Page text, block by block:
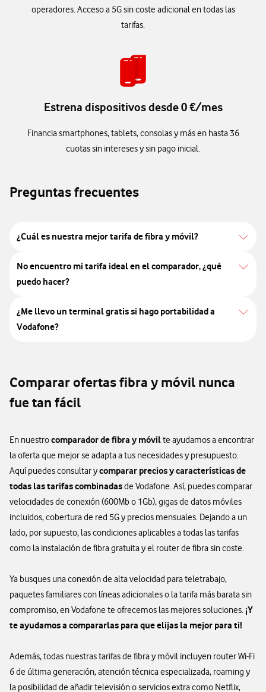
operadores. Acceso a 5G sin coste adicional en todas las
tarifas.
Estrena dispositivos desde 0 €/mes
Financia smartphones, tablets, consolas y más en hasta 36
cuotas sin intereses y sin pago inicial.
Preguntas frecuentes
¿Cuál es nuestra mejor tarifa de fibra y móvil?
No encuentro mi tarifa ideal en el comparador, ¿qué
puedo hacer?
¿Me llevo un terminal gratis si hago portabilidad a
Vodafone?
Comparar ofertas fibra y móvil nunca
fue tan fácil
En nuestrocomparador de fibra y móvilte ayudamos a encontrar
la oferta que mejor se adapta a tus necesidades y presupuesto.
Aquí puedes consultar ycomparar precios y características de
todas las tarifas combinadasde Vodafone. Así, puedes comparar
velocidades de conexión (600Mb o 1Gb), gigas de datos móviles
incluidos, cobertura de red 5G y precios mensuales. Dejando a un
lado, por supuesto, las condiciones aplicables a todas las tarifas
como la instalación de fibra gratuita y el router de fibra sin coste.
Ya busques una conexión de alta velocidad para teletrabajo,
paquetes familiares con líneas adicionales o la tarifa más barata sin
compromiso, en Vodafone te ofrecemos las mejores soluciones.¡Y
te ayudamos a compararlas para que elijas la mejor para ti!
Además, todas nuestras tarifas de fibra y móvil incluyen router Wi-Fi
6 de última generación, atención técnica especializada, roaming y
la posibilidad de añadir televisión o servicios extra como Netflix,